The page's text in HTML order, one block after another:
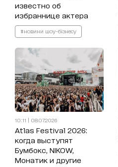
известно об
избраннице актера
#новини шоу-бізнесу
10:11 | 08.07.2026
Atlas Festival 2026:
когда выступят
Бумбокс, NIKOW,
Монатик и другие